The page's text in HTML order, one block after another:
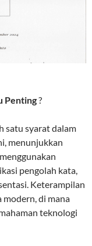
Penting?
satu syarat dalam
menunjukkan
pengolah kata,
Keterampilan
di mana
teknologi